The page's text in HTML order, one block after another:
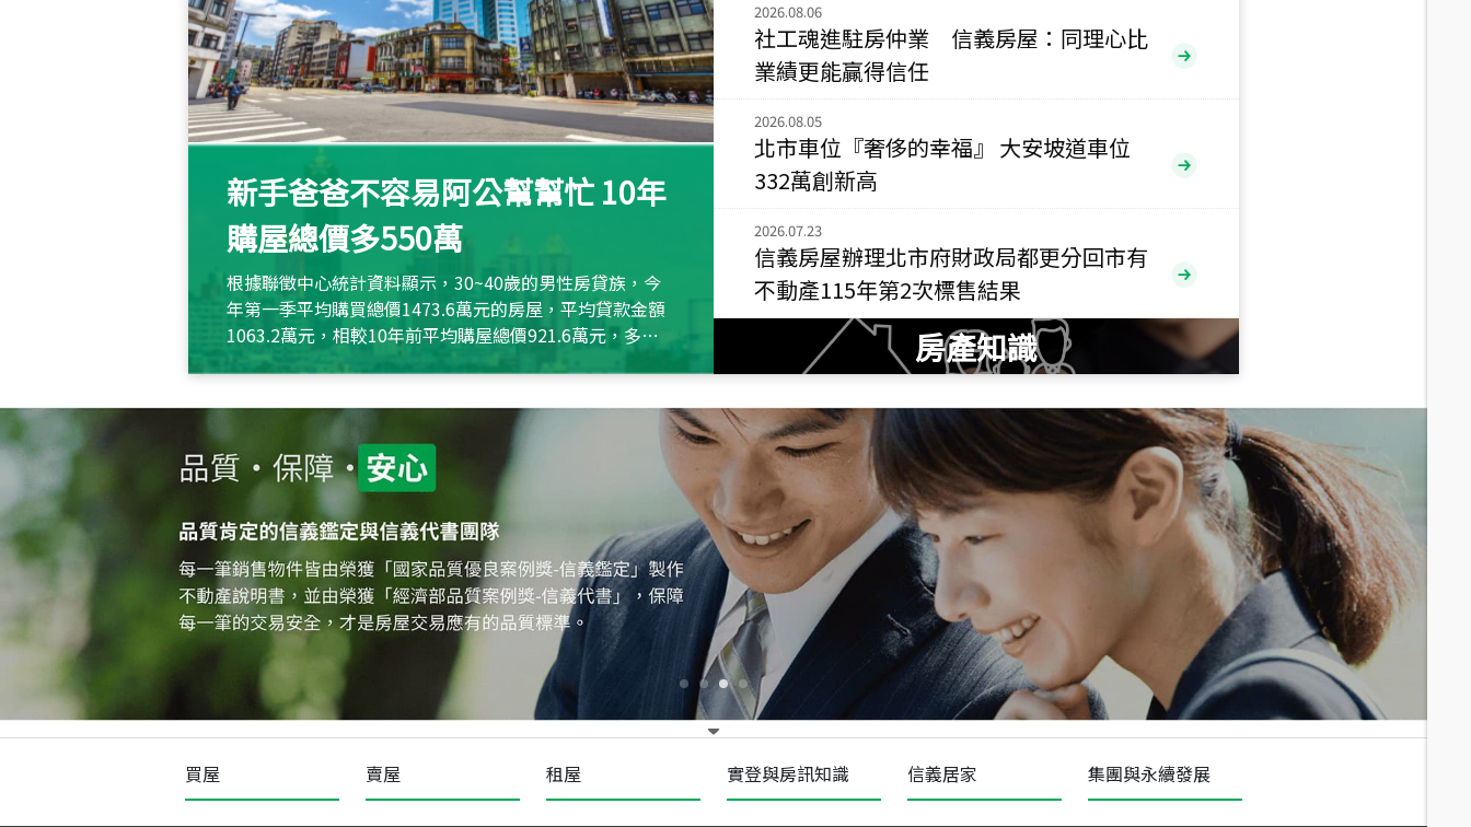
新北市永和區環河西路二段
115年07月 成交
央央 5,800萬
115年
小西華 1,938萬
115 年07月 成交
捷豹
台北市中山區長春路
115年07月 成交
十泉十美
台北市北投區光明路
總價
1,020萬
年 月 成交
四維天廈
新竹市新竹市四維路
總價
490萬
115 月 成交
菁英典藏
新竹市新竹市慈祥路
1,808
新手爸爸不容易阿公幫幫忙 10年
購屋總價多550萬
根據聯徵中心統計資料顯示，30~40歲的男性房貸族，今
年第一季平均購買總價1473.6萬元的房屋，平均貸款金額
1063.2萬元，相較10年前平均購屋總價921.6萬元，多出
約550萬元，且貸款金額也多
2026.08.06
社工魂進駐房仲業 信義房屋：同理心比
業績更能贏得信任
2026.08.05
北市車位『奢侈的幸福』 大安坡道車位
332萬創新高
2026.07.23
信義房屋辦理北市府財政局都更分回市有
不動產115年第2次標售結果
房產知識
買屋 賣屋 租屋 實登與房訊知識 信義居家 集團與永續發展